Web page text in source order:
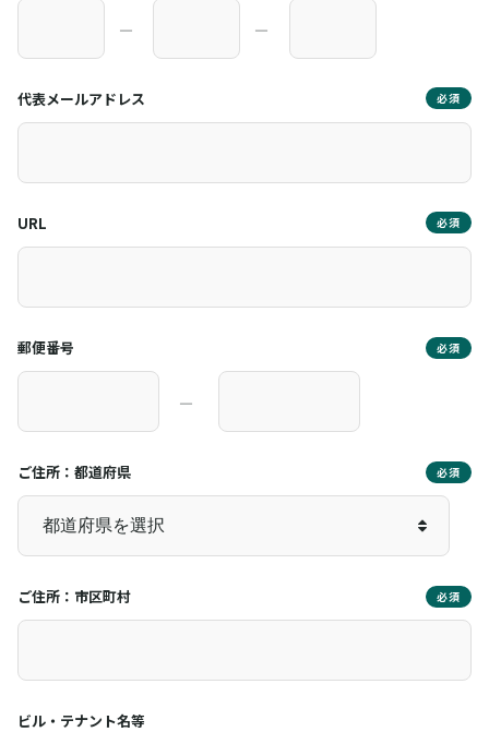
― ―
代表メールアドレス 必須
URL 必須
郵便番号 必須
―
ご住所：都道府県 必須
ご住所：市区町村 必須
ビル・テナント名等